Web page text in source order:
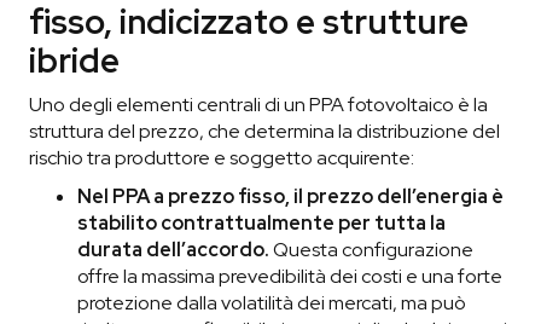
fisso, indicizzato e strutture
ibride
Uno degli elementi centrali di un PPA fotovoltaico è la
struttura del prezzo, che determina la distribuzione del
rischio tra produttore e soggetto acquirente:
Nel PPA a prezzo fisso, il prezzo dell’energia è
stabilito contrattualmente per tutta la
durata dell’accordo.Questa configurazione
offre la massima prevedibilità dei costi e una forte
protezione dalla volatilità dei mercati, ma può